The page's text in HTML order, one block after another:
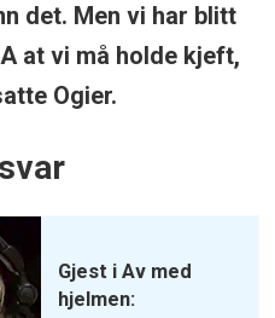
det. Men vi har blitt
at vi må holde kjeft,
Ogier.
Gjest i Av med
hjelmen: